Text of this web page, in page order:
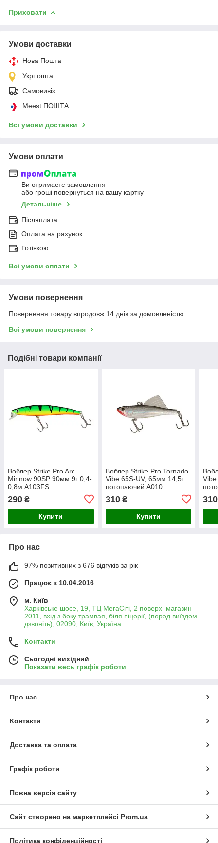
Приховати
Умови доставки
Нова Пошта
Укрпошта
Самовивіз
Meest ПОШТА
Всі умови доставки
Умови оплати
Ви отримаєте замовлення
або гроші повернуться на вашу картку
Детальніше
Післяплата
Оплата на рахунок
Готівкою
Всі умови оплати
Умови повернення
Повернення товару впродовж 14 днів за домовленістю
Всі умови повернення
Подібні товари компанії
Воблер Strike Pro Arc
Minnow 90SP 90мм 9г 0,4-
0,8м A103FS
290 ₴
Купити
Воблер Strike Pro Tornado
Vibe 65S-UV, 65мм 14,5г
потопаючий A010
310₴
Купити
310
Про нас
97% позитивних з 676 відгуків за рік
Працює з 10.04.2016
м. Київ
Харківське шосе, 19, ТЦ МегаСіті, 2 поверх, магазин
2011, вхід з боку трамвая, біля піцерії, (перед виїздом
дзвоніть), 02090, Київ, Україна
Контакти
Сьогодні вихідний
Показати весь графік роботи
Про нас
Контакти
Доставка та оплата
Графік роботи
Повна версія сайту
Сайт створено на маркетплейсі Prom.ua
Політика конфіденційності